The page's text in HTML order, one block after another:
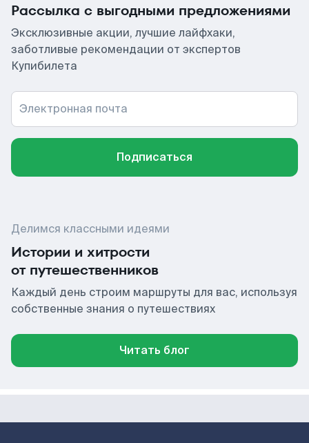
Рассылка с выгодными предложениями
Эксклюзивные акции, лучшие лайфхаки,
заботливые рекомендации от экспертов
Купибилета
Электронная почта
Подписаться
Делимся классными идеями
Истории и хитрости
от путешественников
Каждый день строим маршруты для вас, используя
собственные знания о путешествиях
Читать блог